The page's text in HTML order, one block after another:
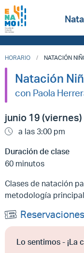
HORARIO NATACIÓN
Natación
con Paola
junio 19 (viernes)
a las 3:00 pm
Duración de clase
60 minutos
Clases de natación
metodología
Reservaciones
Lo sentimos - ¡La